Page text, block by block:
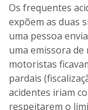
Os frequentes
expõem as duas
uma pessoa
uma emissora de
motoristas
pardais
acidentes iriam
respeitarem o